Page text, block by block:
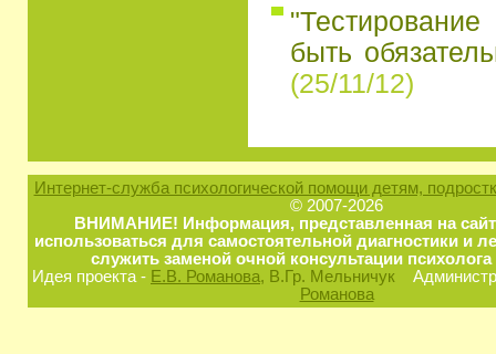
быть
(25/11/12)
Интернет-служба психологической помощи детям,
© 2007-2026
ВНИМАНИЕ! Информация, представленная на
использоваться для самостоятельной диагностики и
служить заменой очной консультации
Идея проекта - Е.В. Романова, В.Гр. Мельничук
Романова